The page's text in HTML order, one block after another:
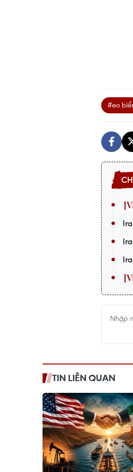
#eo
TIN LIÊN QUAN